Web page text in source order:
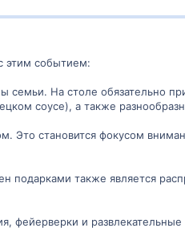
этим событием:
семьи. На столе обязательно
соусе), а также
Это становится фокусом
подарками также является
фейерверки и